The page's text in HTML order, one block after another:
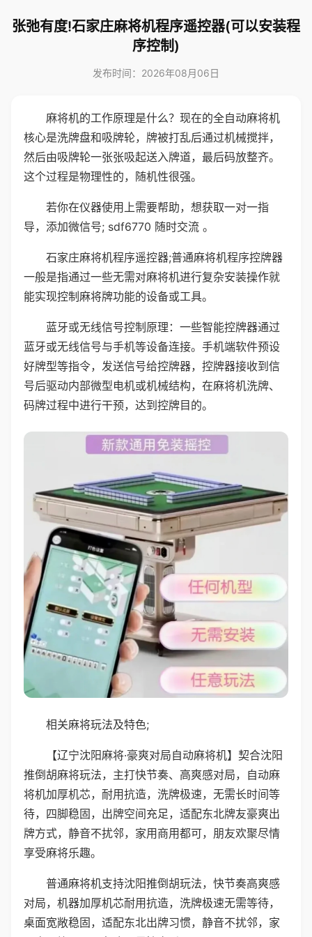
张弛有度!石家庄麻将机程序遥控器(可以安装程
序控制)
发布时间：2026年08月06日
麻将机的工作原理是什么？现在的全自动麻将机
核心是洗牌盘和吸牌轮，牌被打乱后通过机械搅拌，
然后由吸牌轮一张张吸起送入牌道，最后码放整齐。
这个过程是物理性的，随机性很强。
若你在仪器使用上需要帮助，想获取一对一指
导，添加微信号; sdf6770 随时交流 。
石家庄麻将机程序遥控器;普通麻将机程序控牌器
一般是指通过一些无需对麻将机进行复杂安装操作就
能实现控制麻将牌功能的设备或工具。
蓝牙或无线信号控制原理：一些智能控牌器通过
蓝牙或无线信号与手机等设备连接。手机端软件预设
好牌型等指令，发送信号给控牌器，控牌器接收到信
号后驱动内部微型电机或机械结构，在麻将机洗牌、
码牌过程中进行干预，达到控牌目的。
相关麻将玩法及特色;
【辽宁沈阳麻将·豪爽对局自动麻将机】契合沈阳
推倒胡麻将玩法，主打快节奏、高爽感对局，自动麻
将机加厚机芯，耐用抗造，洗牌极速，无需长时间等
待，四脚稳固，出牌空间充足，适配东北牌友豪爽出
牌方式，静音不扰邻，家用商用都可，朋友欢聚尽情
享受麻将乐趣。
普通麻将机支持沈阳推倒胡玩法，快节奏高爽感
对局，机器加厚机芯耐用抗造，洗牌极速无需等待，
桌面宽敞稳固，适配东北出牌习惯，静音不扰邻，家